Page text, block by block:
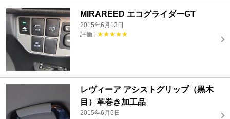
MIRAREED エコグライダーGT
2015年6月13日
評価 : ★★★★★
レヴィーア アシストグリップ（黒木
目）革巻き加工品
2015年6月5日